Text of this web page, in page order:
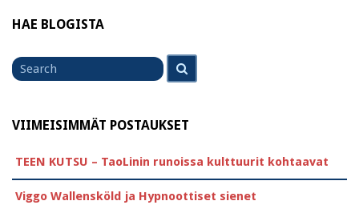
HAE BLOGISTA
Search
for
VIIMEISIMMÄT POSTAUKSET
TEEN KUTSU – TaoLinin runoissa kulttuurit kohtaavat
Viggo Wallensköld ja Hypnoottiset sienet